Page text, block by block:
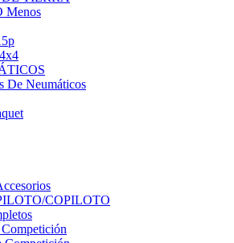
De Neumáticos
COPILOTO